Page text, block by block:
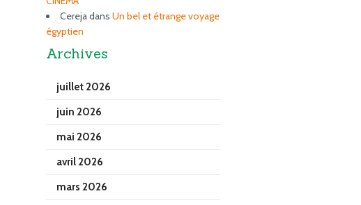
Cerejadans Un bel et étrange voyage
égyptien
Archives
juillet 2026
juin 2026
mai 2026
avril 2026
mars 2026